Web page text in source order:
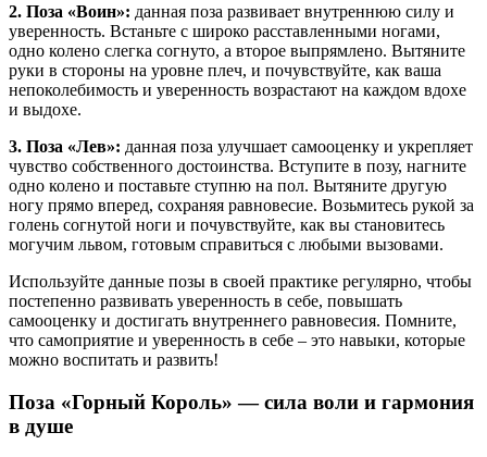
2. Поза «Воин»: данная поза развивает внутреннюю силу и
уверенность. Встаньте с широко расставленными ногами,
одно колено слегка согнуто, а второе выпрямлено. Вытяните
руки в стороны на уровне плеч, и почувствуйте, как ваша
непоколебимость и уверенность возрастают на каждом вдохе
и выдохе.
3. Поза «Лев»: данная поза улучшает самооценку и укрепляет
чувство собственного достоинства. Вступите в позу, нагните
одно колено и поставьте ступню на пол. Вытяните другую
ногу прямо вперед, сохраняя равновесие. Возьмитесь рукой за
голень согнутой ноги и почувствуйте, как вы становитесь
могучим львом, готовым справиться с любыми вызовами.
Используйте данные позы в своей практике регулярно, чтобы
постепенно развивать уверенность в себе, повышать
самооценку и достигать внутреннего равновесия. Помните,
что самоприятие и уверенность в себе – это навыки, которые
можно воспитать и развить!
Поза «Горный Король» — сила воли и гармония
в душе